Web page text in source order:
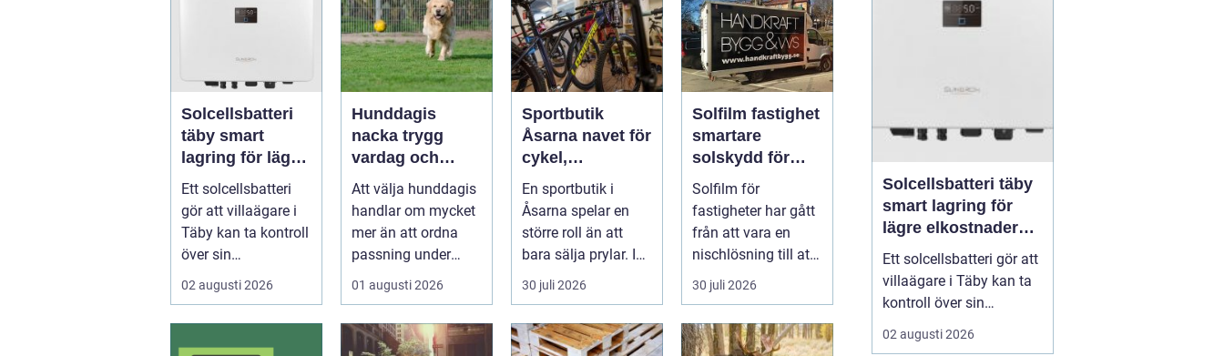
Solcellsbatteri
täby smart
lagring för lägre
elkostnader året
runt
Ett solcellsbatteri
gör att villaägare i
Täby kan ta kontroll
över sin
elförbrukning på
riktigt. Gen...
02 augusti 2026
Hunddagis
nacka trygg
vardag och
aktivt hundliv
nära stan
Att välja hunddagis
handlar om mycket
mer än att ordna
passning under
arbetsdagen. För
många hundäga...
01 augusti 2026
Sportbutik
Åsarna navet för
cykel,
längdskidor och
löpning i södra
jämtland
En sportbutik i
Åsarna spelar en
större roll än att
bara sälja prylar. I
en by känd för
längdskidåkn...
30 juli 2026
Solfilm fastighet
smartare
solskydd för
moderna
byggnader
Solfilm för
fastigheter har gått
från att vara en
nischlösning till att
bli en självklar del
av mode...
30 juli 2026
Solcellsbatteri täby
smart lagring för
lägre elkostnader
året runt
Ett solcellsbatteri gör att
villaägare i Täby kan ta
kontroll över sin
elförbrukning på riktigt.
Genom att lagra billig
02 augusti 2026